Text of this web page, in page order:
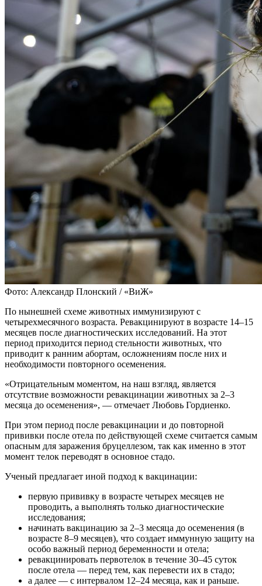
Фото: Александр Плонский / «ВиЖ»
По нынешней схеме животных иммунизируют с
четырехмесячного возраста. Ревакцинируют в возрасте 14–15
месяцев после диагностических исследований. На этот
период приходится период стельности животных, что
приводит к ранним абортам, осложнениям после них и
необходимости повторного осеменения.
«Отрицательным моментом, на наш взгляд, является
отсутствие возможности ревакцинации животных за 2–3
месяца до осеменения», — отмечает Любовь Гордиенко.
При этом период после ревакцинации и до повторной
прививки после отела по действующей схеме считается самым
опасным для заражения бруцеллезом, так как именно в этот
момент телок переводят в основное стадо.
Ученый предлагает иной подход к вакцинации:
первую прививку в возрасте четырех месяцев не
проводить, а выполнять только диагностические
исследования;
начинать вакцинацию за 2–3 месяца до осеменения (в
возрасте 8–9 месяцев), что создает иммунную защиту на
особо важный период беременности и отела;
ревакцинировать первотелок в течение 30–45 суток
после отела — перед тем, как перевести их в стадо;
а далее — с интервалом 12–24 месяца, как и раньше.